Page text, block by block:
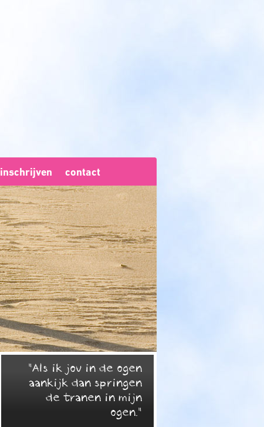
inschrijven contact
"Als ik jou in de ogen
aankijk dan springen
de tranen in mijn
ogen."